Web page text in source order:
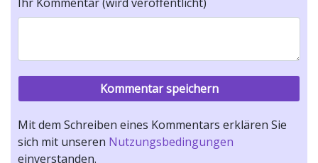
Mit dem Schreiben eines Kommentars erklären Sie
sich mit unseren Nutzungsbedingungen
einverstanden.